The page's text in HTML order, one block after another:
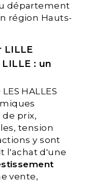
département
région Hauts-
LILLE
LILLE : un
HALLES
de prix,
tension
y sont
l'achat d'une
vente,